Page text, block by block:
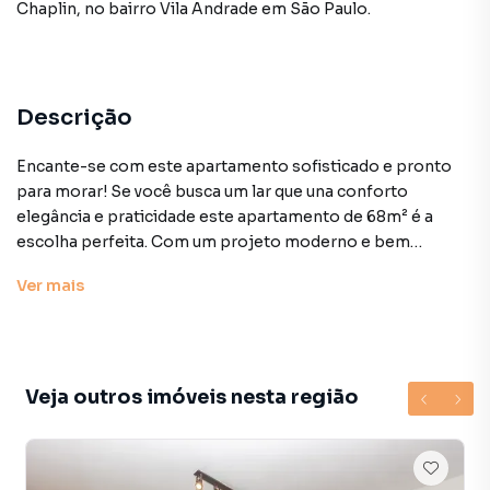
Chaplin, no bairro Vila Andrade em São Paulo.
Descrição
Encante-se com este apartamento sofisticado e pronto
para morar! Se você busca um lar que una conforto
elegância e praticidade este apartamento de 68m² é a
escolha perfeita. Com um projeto moderno e bem
uma suíte espaçosa com closet ideal para acomodar suas
momentos especiais com a família e amigos. O espaço se
conecta harmoniosamente à sala de estar que já possui ar-
condicionado instalado garantindo conforto térmico
durante todas as estações do ano. Um dos grandes
Ver mais
Veja outros imóveis nesta região